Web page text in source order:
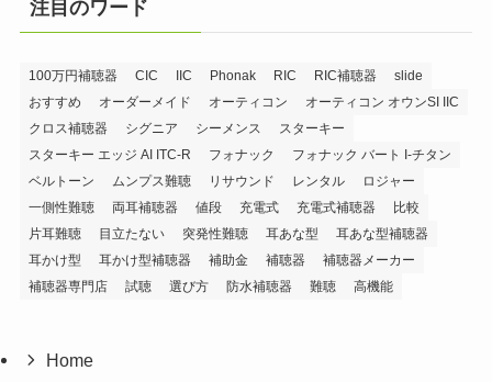
注目のワード
100万円補聴器 CIC IIC Phonak RIC RIC補聴器
slide
おすすめ
オーダーメイド オーティコン
オーティコン オウンSI IIC
クロス補聴器
シグニア シーメンス
スターキー
スターキー エッジ AI ITC-R
フォナック
フォナック バート I-チタン
ベルトーン
ムンプス難聴 リサウンド レンタル
ロジャー
一側性難聴
両耳補聴器 値段 充電式 充電式補聴器
比較
片耳難聴
目立たない 突発性難聴 耳あな型
耳あな型補聴器
耳かけ型
耳かけ型補聴器 補助金 補聴器
補聴器メーカー
補聴器専門店
試聴 選び方 防水補聴器 難聴 高機能
Home